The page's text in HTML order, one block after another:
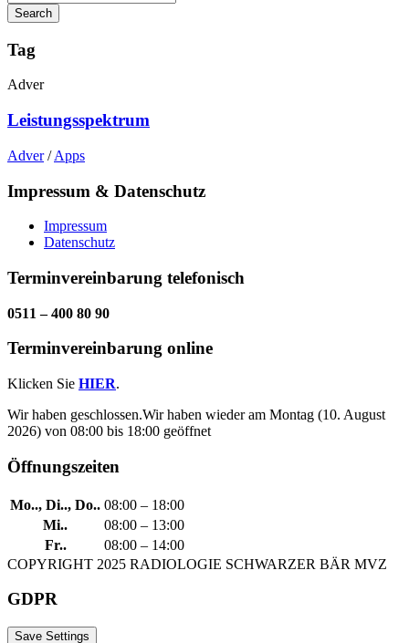
Tag
Adver
Leistungsspektrum
Adver / Apps
Impressum & Datenschutz
Impressum
Datenschutz
Terminvereinbarung telefonisch
0511 – 400 80 90
Terminvereinbarung online
Klicken Sie HIER.
Wir haben geschlossen.Wir haben wieder am Montag (10. August
2026) von 08:00 bis 18:00 geöffnet
Öffnungszeiten
Mo.., Di.., Do.. 08:00 – 18:00
Mi..
08:00 – 13:00
Fr..
08:00 – 14:00
COPYRIGHT 2025 RADIOLOGIE SCHWARZER BÄR MVZ
GDPR